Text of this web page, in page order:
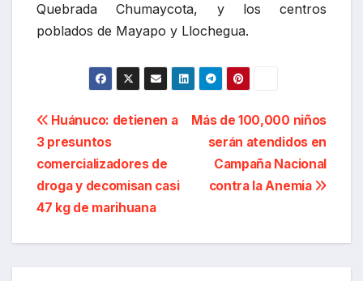
Quebrada Chumaycota, y los centros
poblados de Mayapo y Llochegua.
Navegación
de
entradas
Más de 100,000 niños
serán atendidos en
Campaña Nacional
contra la Anemia
Huánuco: detienen a
3 presuntos
comercializadores de
droga y decomisan casi
47 kg de marihuana